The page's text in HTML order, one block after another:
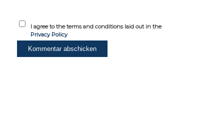
I agree to the terms and conditions laid out in the
Privacy Policy